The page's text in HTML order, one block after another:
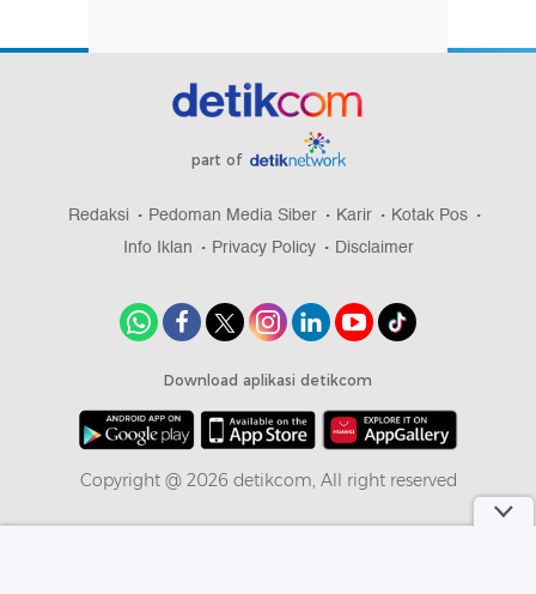
part of
Redaksi Pedoman Media Siber Karir
Kotak Pos
Info Iklan
Privacy Policy Disclaimer
Download aplikasi detikcom
Copyright @ 2026 detikcom, All right reserved